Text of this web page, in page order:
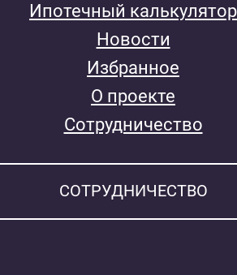
Ипотечный калькулятор
Новости
Избранное
О проекте
Сотрудничество
СОТРУДНИЧЕСТВО